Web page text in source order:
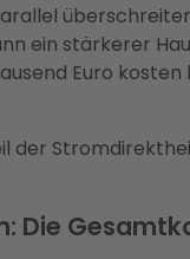
ein stärkerer
Euro kosten
der
Die